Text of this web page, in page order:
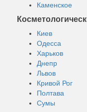
Каменское
Киев
Одесса
Харьков
Днепр
Львов
Кривой Рог
Полтава
Сумы